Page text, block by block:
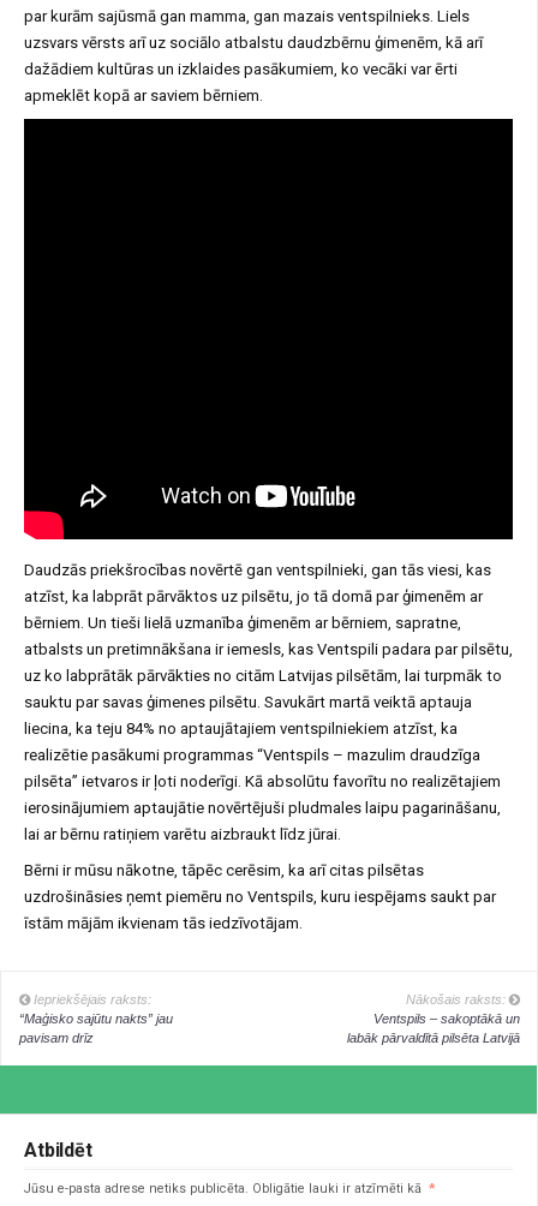
par kurām sajūsmā gan mamma, gan mazais ventspilnieks. Liels
uzsvars vērsts arī uz sociālo atbalstu daudzbērnu ģimenēm, kā arī
dažādiem kultūras un izklaides pasākumiem, ko vecāki var ērti
apmeklēt kopā ar saviem bērniem.
Daudzās priekšrocības novērtē gan ventspilnieki, gan tās viesi, kas
atzīst, ka labprāt pārvāktos uz pilsētu, jo tā domā par ģimenēm ar
bērniem. Un tieši lielā uzmanība ģimenēm ar bērniem, sapratne,
atbalsts un pretimnākšana ir iemesls, kas Ventspili padara par pilsētu,
uz ko labprātāk pārvākties no citām Latvijas pilsētām, lai turpmāk to
sauktu par savas ģimenes pilsētu. Savukārt martā veiktā aptauja
liecina, ka teju 84% no aptaujātajiem ventspilniekiem atzīst, ka
realizētie pasākumi programmas “Ventspils – mazulim draudzīga
pilsēta” ietvaros ir ļoti noderīgi. Kā absolūtu favorītu no realizētajiem
ierosinājumiem aptaujātie novērtējuši pludmales laipu pagarināšanu,
lai ar bērnu ratiņiem varētu aizbraukt līdz jūrai.
Bērni ir mūsu nākotne, tāpēc cerēsim, ka arī citas pilsētas
uzdrošināsies ņemt piemēru no Ventspils, kuru iespējams saukt par
īstām mājām ikvienam tās iedzīvotājam.
Iepriekšējais raksts:
“Maģisko sajūtu nakts” jau
pavisam drīz
Nākošais raksts:
Ventspils – sakoptākā un
labāk pārvaldītā pilsēta Latvijā
Atbildēt
Jūsu e-pasta adrese netiks publicēta. Obligātie lauki ir atzīmēti kā *